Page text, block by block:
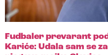
Fudbaler prevarant
Kariće: Udala sam se